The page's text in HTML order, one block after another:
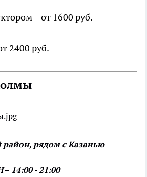
– от 1600 руб.
2400 руб.
район, рядом с Казанью
14:00 - 21:00